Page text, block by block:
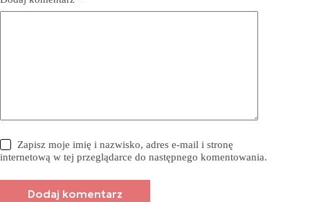
Zapisz moje imię i nazwisko, adres e-mail i stronę
internetową w tej przeglądarce do następnego komentowania.
Dodaj komentarz